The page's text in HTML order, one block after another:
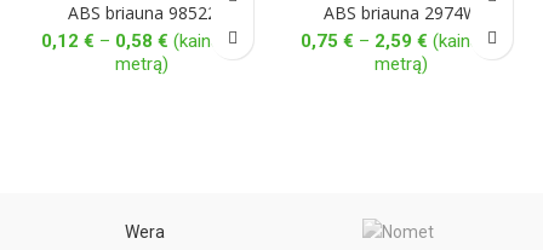
ABS briauna 98522
0,12 € – 0,58 €Price
range:
(kaina už
metrą)
ABS briauna 2974W
0,75 € – 2,59 €Price
range:
(kaina už
metrą)
Wera